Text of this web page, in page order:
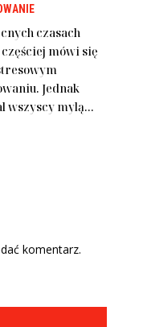
czasach
mówi się
Jednak
wszyscy mylą...
komentarz.